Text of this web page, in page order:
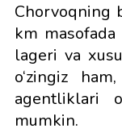
Chorvoqning
km
lageri va
o‘zingiz
agentliklari
mumkin.